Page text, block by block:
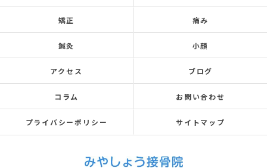
矯正 痛み
鍼灸 小顔
アクセス ブログ
コラム お問い合わせ
プライバシーポリシー サイトマップ